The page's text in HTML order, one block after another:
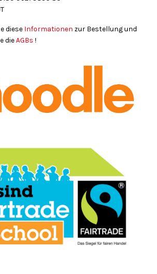
diese Informationen zur Bestellung und
dieAGBs !